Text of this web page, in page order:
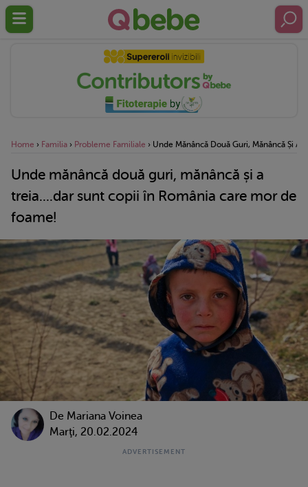
Home › Familia › Probleme Familiale › Unde Mănâncă Două Guri, Mănâncă Și A
Unde mănâncă două guri, mănâncă și a
treia....dar sunt copii în România care mor de
foame!
De Mariana Voinea
Marţi, 20.02.2024